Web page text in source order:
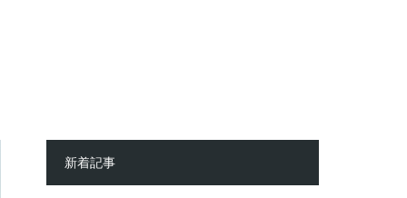
新着記事